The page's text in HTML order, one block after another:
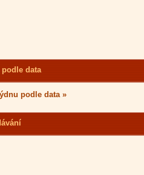
data
podle data »